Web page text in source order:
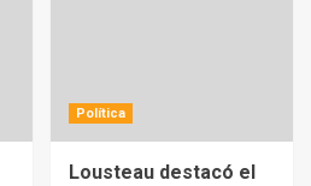
Política
Lousteau destacó el